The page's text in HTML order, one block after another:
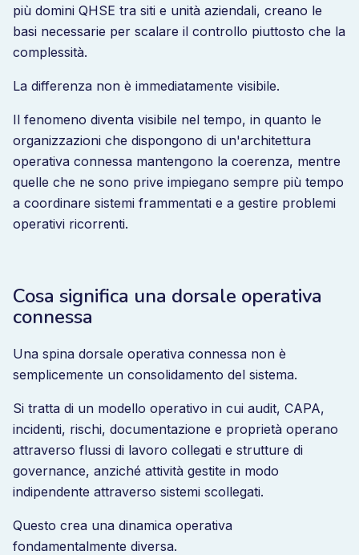
più domini QHSE tra siti e unità aziendali, creano le
basi necessarie per scalare il controllo piuttosto che la
complessità.
La differenza non è immediatamente visibile.
Il fenomeno diventa visibile nel tempo, in quanto le
organizzazioni che dispongono di un'architettura
operativa connessa mantengono la coerenza, mentre
quelle che ne sono prive impiegano sempre più tempo
a coordinare sistemi frammentati e a gestire problemi
operativi ricorrenti.
Cosa significa una dorsale operativa
connessa
Una spina dorsale operativa connessa non è
semplicemente un consolidamento del sistema.
Si tratta di un modello operativo in cui audit, CAPA,
incidenti, rischi, documentazione e proprietà operano
attraverso flussi di lavoro collegati e strutture di
governance, anziché attività gestite in modo
indipendente attraverso sistemi scollegati.
Questo crea una dinamica operativa
fondamentalmente diversa.